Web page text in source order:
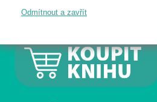
Odmítnout a zavřít